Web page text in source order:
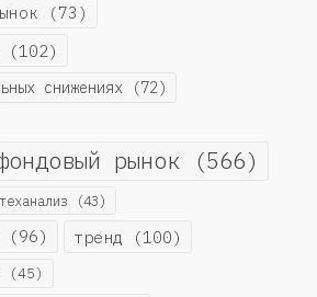
(73)
(102)
снижениях (72)
рынок (566)
теханализ (43)
(96) тренд (100)
(45)